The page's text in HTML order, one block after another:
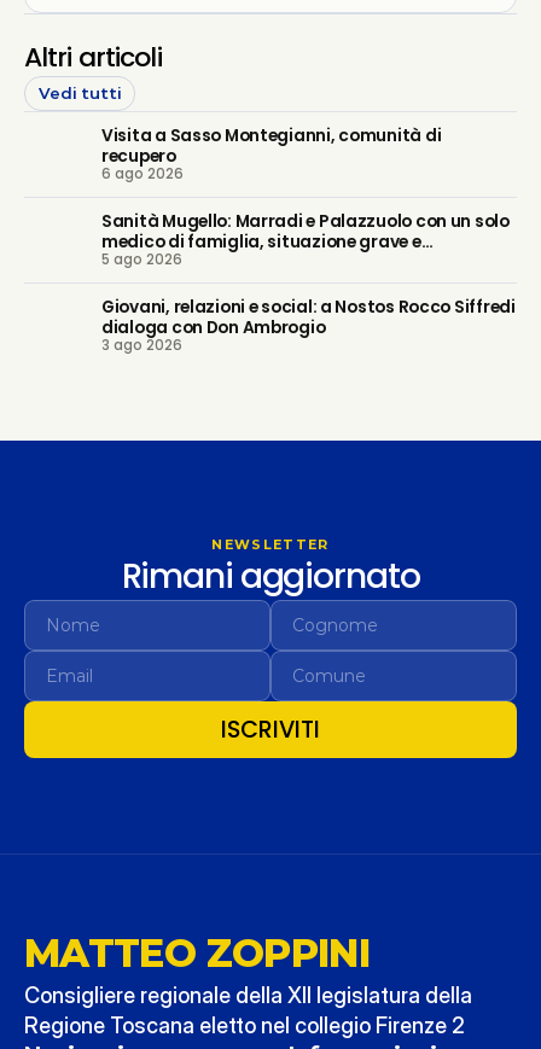
Altri articoli
Vedi tutti
Visita a Sasso Montegianni, comunità di
recupero
6 ago 2026
Sanità Mugello: Marradi e Palazzuolo con un solo
medico di famiglia, situazione grave e
prevedibile. Regione intervenga
5 ago 2026
Giovani, relazioni e social: a Nostos Rocco Siffredi
dialoga con Don Ambrogio
3 ago 2026
NEWSLETTER
Rimani aggiornato
ISCRIVITI
MATTEO ZOPPINI
Consigliere regionale della XII legislatura della
Regione Toscana eletto nel collegio Firenze 2